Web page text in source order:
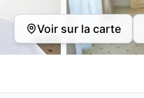
Voir sur la carte